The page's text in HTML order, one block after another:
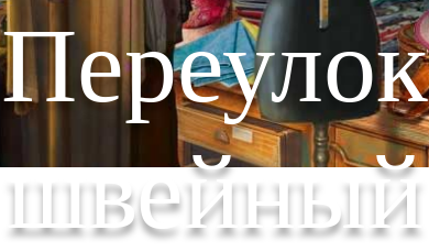
Переулок
швейный